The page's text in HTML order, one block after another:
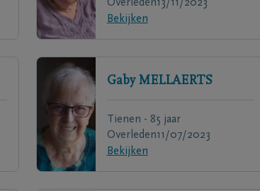
Overleden13/11/2023
Bekijken
Gaby MELLAERTS
Tienen - 85 jaar
Overleden11/07/2023
Bekijken